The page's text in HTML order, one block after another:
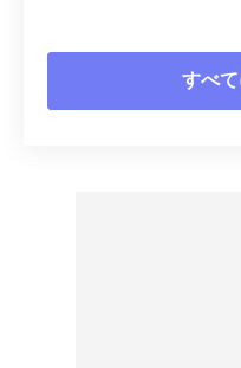
すべ